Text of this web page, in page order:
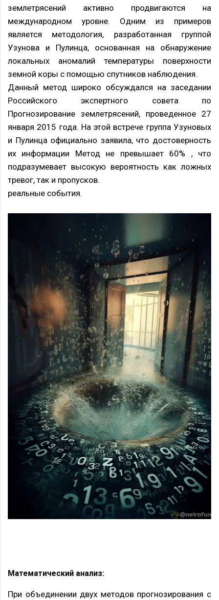
землетрясений активно продвигаются на
международном уровне. Одним из примеров
является методология, разработанная группой
Узунова и Пулинца, основанная на обнаружение
локальных аномалий температуры поверхности
земной коры с помощью спутников наблюдения.
Данный метод широко обсуждался на заседании
Российского экспертного совета по
Прогнозирование землетрясений, проведенное 27
января 2015 года. На этой встрече группа Узуновых
и Пулинца официально заявила, что достоверность
их информации Метод не превышает 60% , что
подразумевает высокую вероятность как ложных
тревог, так и пропусков.
реальные события.
Математический анализ:
При объединении двух методов прогнозирования с